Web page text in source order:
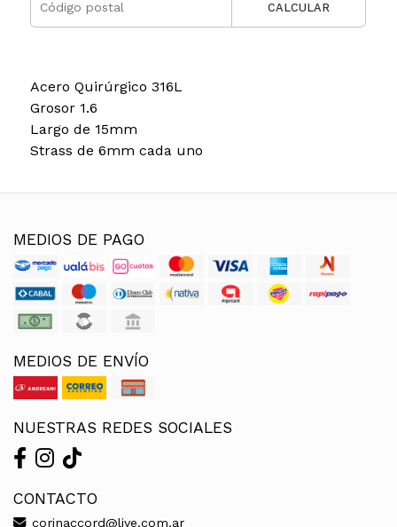
CALCULAR
Acero Quirúrgico 316L
Grosor 1.6
Largo de 15mm
Strass de 6mm cada uno
MEDIOS DE PAGO
MEDIOS DE ENVÍO
NUESTRAS REDES SOCIALES
CONTACTO
corinaccord@live.com.ar